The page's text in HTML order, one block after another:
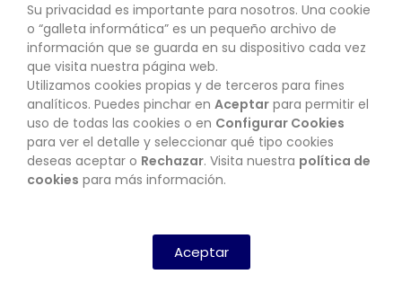
CONTACTO
BOLETÍN
Su privacidad es importante para nosotros. Una cookie
o “galleta informática” es un pequeño archivo de
información que se guarda en su dispositivo cada vez
que visita nuestra página web.
Utilizamos cookies propias y de terceros para fines
analíticos. Puedes pinchar en Aceptar para permitir el
uso de todas las cookies o en Configurar Cookies
para ver el detalle y seleccionar qué tipo cookies
deseas aceptar o Rechazar. Visita nuestra política de
cookies para más información.
Aceptar